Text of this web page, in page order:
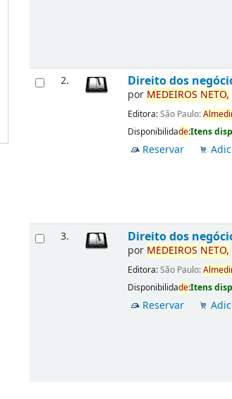
2. Direito dos
por MEDEIROS NETO,
Editora:São Paulo:
Disponibilidade:Itens
Reservar
3. Direito dos
por MEDEIROS NETO,
Editora:São Paulo:
Disponibilidade:Itens
Reservar